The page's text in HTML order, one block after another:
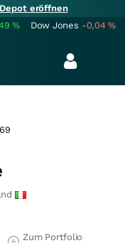
eröffnen
% Dow Jones -0,04%
Zum Portfolio